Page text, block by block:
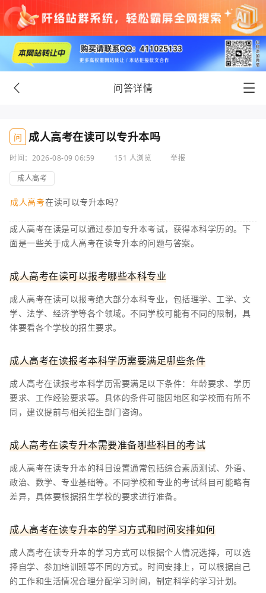
问答详情
问 成人高考在读可以专升本吗
时间：2026-08-09 06:59 151 人浏览
举报
成人高考
成人高考在读可以专升本吗？
成人高考在读是可以通过参加专升本考试，获得本科学历的。下
面是一些关于成人高考在读专升本的问题与答案。
成人高考在读可以报考哪些本科专业
成人高考在读可以报考绝大部分本科专业，包括理学、工学、文
学、法学、经济学等各个领域。不同学校可能有不同的限制，具
体要看各个学校的招生要求。
成人高考在读报考本科学历需要满足哪些条件
成人高考在读报考本科学历需要满足以下条件：年龄要求、学历
要求、工作经验要求等。具体的条件可能因地区和学校而有所不
同，建议提前与相关招生部门咨询。
成人高考在读专升本需要准备哪些科目的考试
成人高考在读专升本的科目设置通常包括综合素质测试、外语、
政治、数学、专业基础等。不同学校和专业的考试科目可能略有
差异，具体要根据招生学校的要求进行准备。
成人高考在读专升本的学习方式和时间安排如何
成人高考在读专升本的学习方式可以根据个人情况选择，可以选
择自学、参加培训班等不同的方式。时间安排上，可以根据自己
的工作和生活情况合理分配学习时间，制定科学的学习计划。